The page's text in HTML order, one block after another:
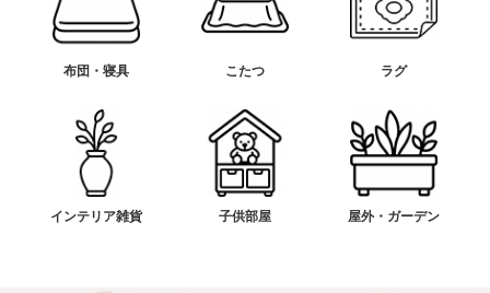
布団・寝具 こたつ ラグ
インテリア雑貨 子供部屋 屋外・ガーデン